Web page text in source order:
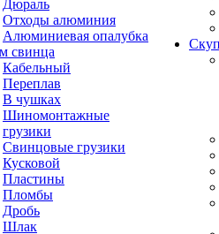
Дюраль
Отходы алюминия
Алюминиевая опалубка
свинца
Кабельный
Переплав
В чушках
Шиномонтажные
грузики
Свинцовые грузики
Кусковой
Пластины
Пломбы
Дробь
Шлак